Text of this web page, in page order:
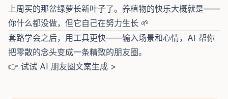
上周买的那盆绿萝长新叶子了。养植物的快乐大概就是——
你什么都没做，但它自己在努力生长 🌱
套路学会之后，用工具更快——输入场景和心情，AI 帮你
把零散的念头变成一条精致的朋友圈。
👉 试试 AI 朋友圈文案生成 >